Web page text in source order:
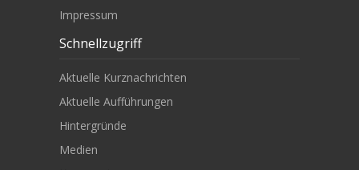
Impressum
Schnellzugriff
Aktuelle Kurznachrichten
Aktuelle Aufführungen
Hintergründe
Medien